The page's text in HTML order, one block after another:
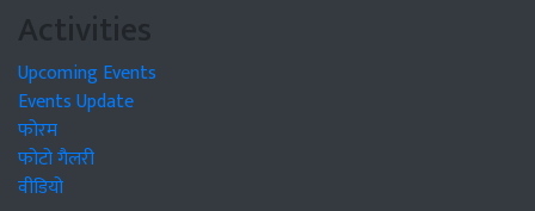
Activities
Upcoming Events
Events Update
फोरम
फोटो गैलरी
वीडियो